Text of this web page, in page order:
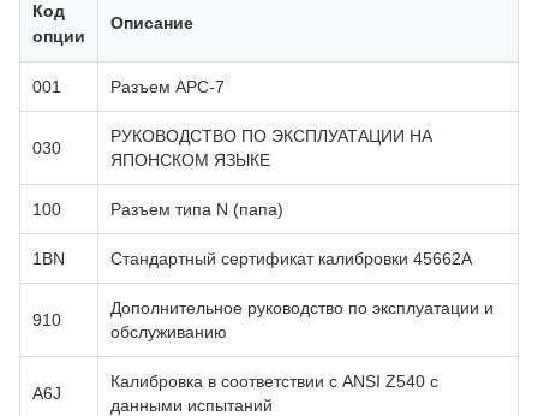
Код
опции
Описание
001 Разъем APC-7
030
РУКОВОДСТВО ПО ЭКСПЛУАТАЦИИ НА
ЯПОНСКОМ ЯЗЫКЕ
100 Разъем типа N (папа)
1BN Стандартный сертификат калибровки 45662A
910
Дополнительное руководство по эксплуатации и
обслуживанию
A6J
Калибровка в соответствии с ANSI Z540 с
данными испытаний